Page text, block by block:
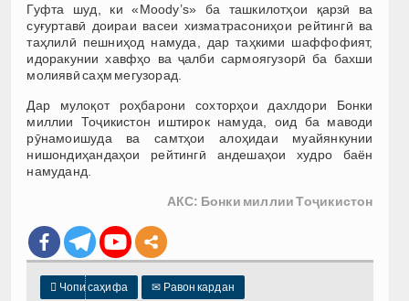
Гуфта шуд, ки «Moody’s» ба ташкилотҳои қарзӣ ва
суғуртавӣ доираи васеи хизматрасониҳои рейтингӣ ва
таҳлилӣ пешниҳод намуда, дар таҳкими шаффофият,
идоракунии хавфҳо ва ҷалби сармоягузорӣ ба бахши
молиявӣ саҳм мегузорад.
Дар мулоқот роҳбарони сохторҳои дахлдори Бонки
миллии Тоҷикистон иштирок намуда, оид ба маводи
рӯнамоишуда ва самтҳои алоҳидаи муайянкунии
нишондиҳандаҳои рейтингӣ андешаҳои худро баён
намуданд.
АКС: Бонки миллии Тоҷикистон
 Чопи саҳифа ✉ Равон кардан